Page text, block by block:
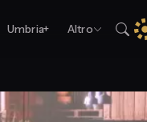
Umbria+ Altro